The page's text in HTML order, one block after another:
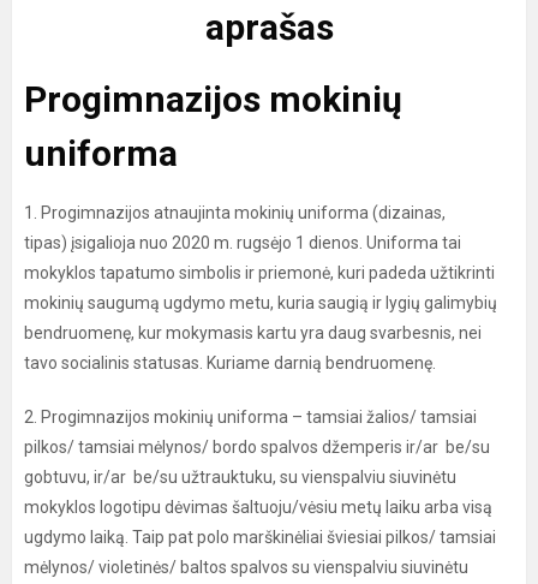
aprašas
Progimnazijos mokinių
uniforma
1. Progimnazijos atnaujinta mokinių uniforma (dizainas,
tipas) įsigalioja nuo 2020 m. rugsėjo 1 dienos. Uniforma tai
mokyklos tapatumo simbolis ir priemonė, kuri padeda užtikrinti
mokinių saugumą ugdymo metu, kuria saugią ir lygių galimybių
bendruomenę, kur mokymasis kartu yra daug svarbesnis, nei
tavo socialinis statusas. Kuriame darnią bendruomenę.
2. Progimnazijos mokinių uniforma – tamsiai žalios/ tamsiai
pilkos/ tamsiai mėlynos/ bordo spalvos džemperis ir/ar be/su
gobtuvu, ir/ar be/su užtrauktuku, su vienspalviu siuvinėtu
mokyklos logotipu dėvimas šaltuoju/vėsiu metų laiku arba visą
ugdymo laiką. Taip pat polo marškinėliai šviesiai pilkos/ tamsiai
mėlynos/ violetinės/ baltos spalvos su vienspalviu siuvinėtu